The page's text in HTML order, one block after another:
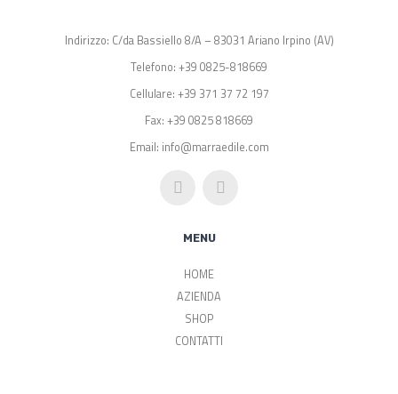
Indirizzo: C/da Bassiello 8/A – 83031 Ariano Irpino (AV)
Telefono: +39 0825-818669
Cellulare: +39 371 37 72 197
Fax: +39 0825 818669
Email: info@marraedile.com
MENU
HOME
AZIENDA
SHOP
CONTATTI